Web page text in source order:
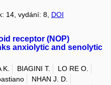
14, vydání: 8, DOI
receptor (NOP)
anxiolytic and senolytic
K. BIAGINI T.
LO RE O.
NHAN J. D.